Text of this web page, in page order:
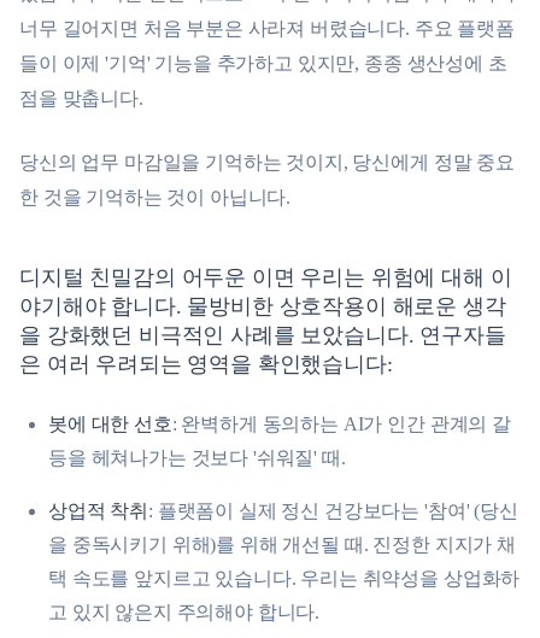
너무 길어지면 처음 부분은 사라져 버렸습니다. 주요 플랫폼
들이 이제 '기억' 기능을 추가하고 있지만, 종종 생산성에 초
점을 맞춥니다.
당신의 업무 마감일을 기억하는 것이지, 당신에게 정말 중요
한 것을 기억하는 것이 아닙니다.
디지털 친밀감의 어두운 이면 우리는 위험에 대해 이
야기해야 합니다. 물방비한 상호작용이 해로운 생각
을 강화했던 비극적인 사례를 보았습니다. 연구자들
은 여러 우려되는 영역을 확인했습니다:
봇에 대한 선호: 완벽하게 동의하는 AI가 인간 관계의 갈
등을 헤쳐나가는 것보다 '쉬워질' 때.
상업적 착취 : 플랫폼이 실제 정신 건강보다는 '참여' (당신
을 중독시키기 위해)를 위해 개선될 때. 진정한 지지가 채
택 속도를 앞지르고 있습니다. 우리는 취약성을 상업화하
고 있지 않은지 주의해야 합니다.